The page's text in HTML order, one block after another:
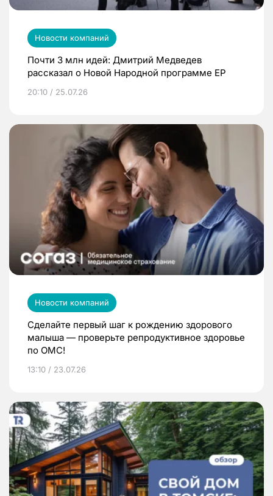
Новости компаний
Почти 3 млн идей: Дмитрий Медведев
рассказал о Новой Народной программе ЕР
20:10 / 25.07.26
Новости компаний
Сделайте первый шаг к рождению здорового
малыша — проверьте репродуктивное здоровье
по ОМС!
13:10 / 23.07.26